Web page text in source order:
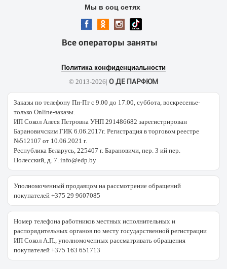
Мы в соц сетях
Все операторы заняты
Политика конфиденциальности
© 2013-2026| О ДЕ ПАРФЮМ
Заказы по телефону Пн-Пт с 9.00 до 17.00, суббота, воскресенье-
только Online-заказы.
ИП Сокол Алеся Петровна УНП 291486682 зарегистрирован
Барановичским ГИК 6.06.2017г. Регистрация в торговом реестре
№512107 от 10.06.2021 г.
Республика Беларусь, 225407 г. Барановичи, пер. 3 ий пер.
Полесский, д. 7. info@edp.by
Уполномоченный продавцом на рассмотрение обращений
покупателей +375 29 9607085
Номер телефона работников местных исполнительных и
распорядительных органов по месту государственной регистрации
ИП Сокол А.П., уполномоченных рассматривать обращения
покупателей +375 163 651713